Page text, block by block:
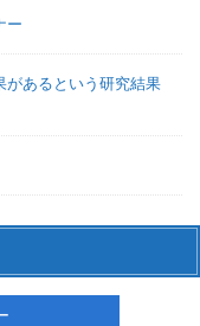
ー
があるという研究結果